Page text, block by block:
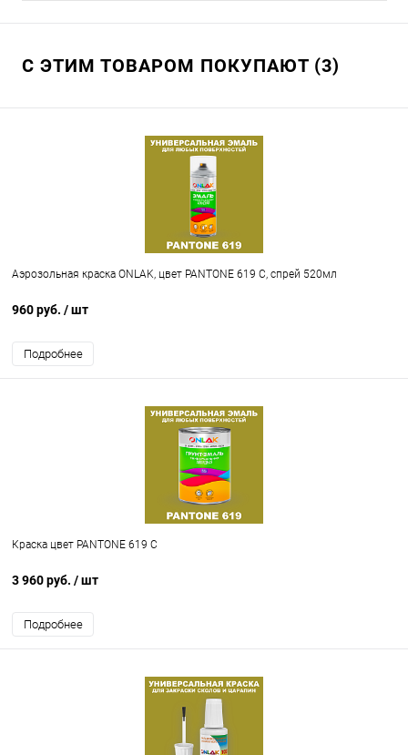
С ЭТИМ ТОВАРОМ ПОКУПАЮТ (3)
Аэрозольная краска ONLAK, цвет PANTONE 619 C, спрей 520мл
960 руб. / шт
Подробнее
Краска цвет PANTONE 619 C
3 960 руб. / шт
Подробнее